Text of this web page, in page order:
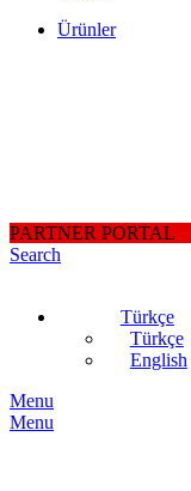
Ürünler
PARTNER PORTAL
Search
Türkçe
Türkçe
English
Menu
Menu